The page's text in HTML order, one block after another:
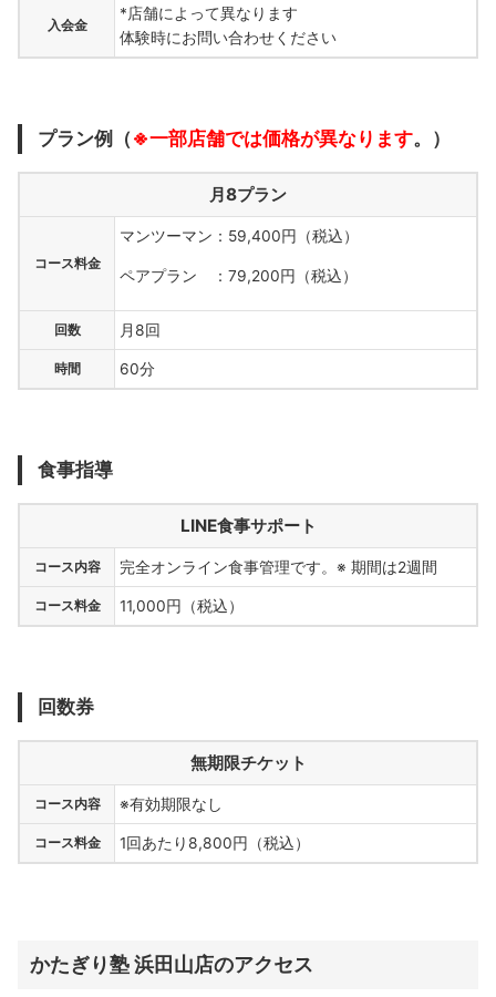
入会金
*店舗によって異なります
体験時にお問い合わせください
プラン例（ ※一部店舗では価格が異なります。）
月8プラン
コース料金
マンツーマン：59,400円（税込）
ペアプラン ：79,200円（税込）
回数 月8回
時間 60分
食事指導
LINE食事サポート
コース内容 完全オンライン食事管理です。※ 期間は2週間
コース料金 11,000円（税込）
回数券
無期限チケット
コース内容 ※有効期限なし
コース料金 1回あたり8,800円（税込）
かたぎり塾 浜田山店のアクセス